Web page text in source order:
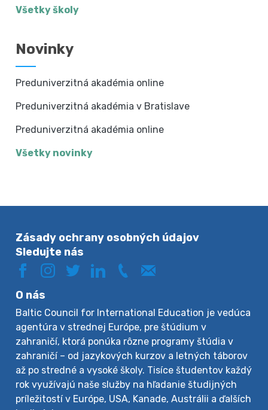
Všetky školy
Novinky
Preduniverzitná akadémia online
Preduniverzitná akadémia v Bratislave
Preduniverzitná akadémia online
Všetky novinky
Zásady ochrany osobných údajov
Sledujte nás
O nás
Baltic Council for International Education je vedúca
agentúra v strednej Európe, pre štúdium v
zahraničí, ktorá ponúka rôzne programy štúdia v
zahraničí – od jazykových kurzov a letných táborov
až po stredné a vysoké školy. Tisíce študentov každý
rok využívajú naše služby na hľadanie študijných
príležitostí v Európe, USA, Kanade, Austrálii a ďalších